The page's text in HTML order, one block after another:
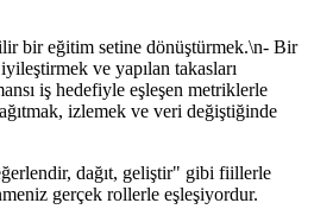
bir eğitim setine dönüştürmek.\n- Bir
ve yapılan takasları
iş hedefiyle eşleşen metriklerle
izlemek ve veri değiştiğinde
dağıt, geliştir" gibi fiillerle
gerçek rollerle eşleşiyordur.